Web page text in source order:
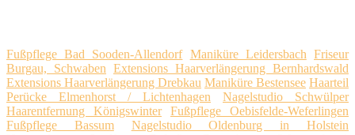
Fußpflege Bad Sooden-Allendorf Maniküre Leidersbach Friseur
Burgau, Schwaben Extensions Haarverlängerung Bernhardswald
Extensions Haarverlängerung Drebkau Maniküre Bestensee Haarteil
Perücke Elmenhorst / Lichtenhagen
Nagelstudio Schwülper
Haarentfernung Königswinter
Fußpflege Oebisfelde-Weferlingen
Fußpflege Bassum
Nagelstudio Oldenburg in Holstein